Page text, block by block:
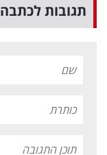
תגובות לכתבה